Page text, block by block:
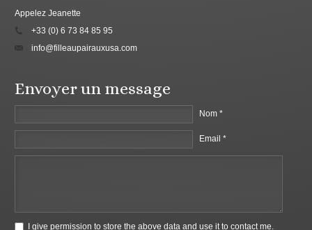
Appelez Jeanette
+33 (0) 6 73 84 85 95
info@filleaupairauxusa.com
Envoyer un message
Nom *
Email *
I give permission to store the above data and use it to contact me.